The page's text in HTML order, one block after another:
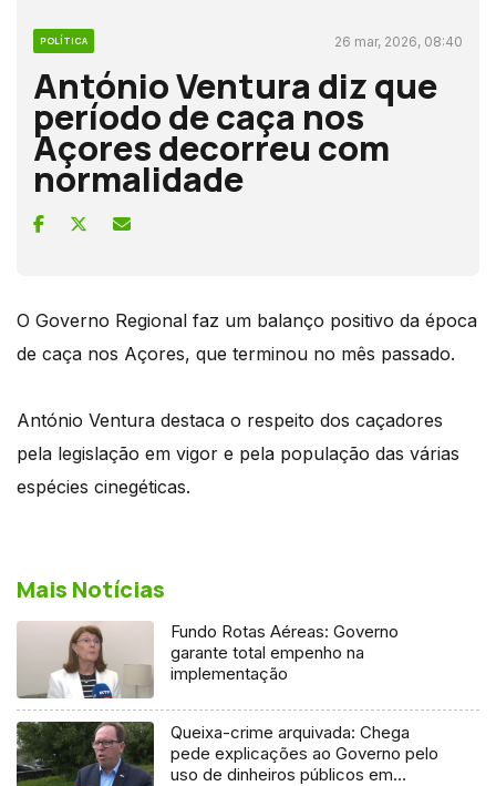
POLÍTICA 26 mar, 2026, 08:40
António Ventura diz que
período de caça nos
Açores decorreu com
normalidade
O Governo Regional faz um balanço positivo da época
de caça nos Açores, que terminou no mês passado.
António Ventura destaca o respeito dos caçadores
pela legislação em vigor e pela população das várias
espécies cinegéticas.
Mais Notícias
Fundo Rotas Aéreas: Governo
garante total empenho na
implementação
Queixa-crime arquivada: Chega
pede explicações ao Governo pelo
uso de dinheiros públicos em